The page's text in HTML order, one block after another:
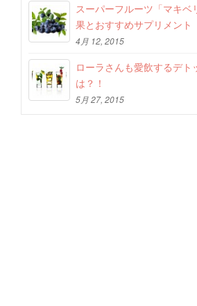
スーパーフルーツ「マキベ
果とおすすめサプリメント
4月 12, 2015
ローラさんも愛飲するデト
は？！
5月 27, 2015